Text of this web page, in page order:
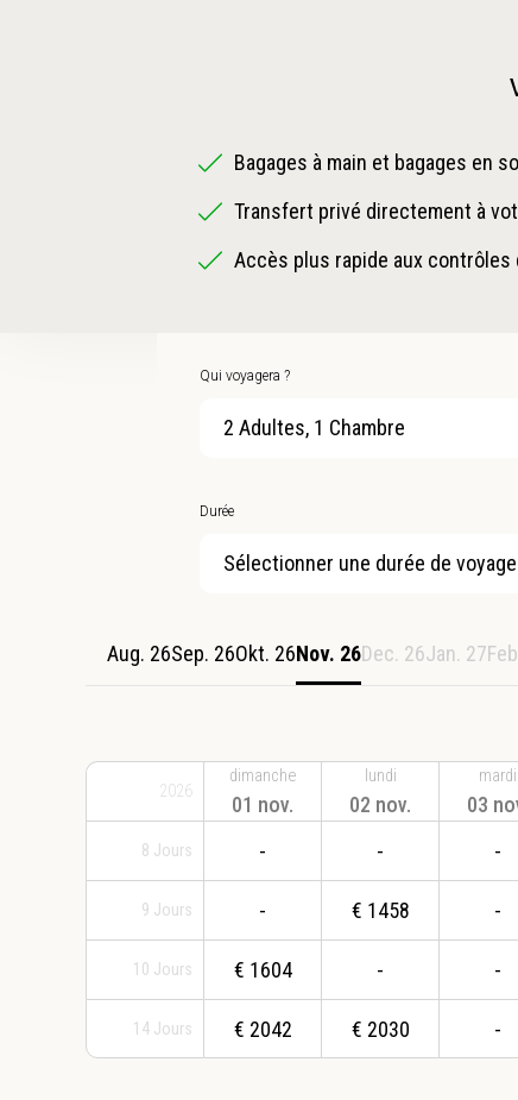
Bagages à main et bagages en
Transfert privé directement à
Accès plus rapide aux contrôles
Qui voyagera ?
2 Adultes, 1 Chambre
Durée
Sélectionner une durée de voyage
Aug. 26Sep. 26Okt. 26Nov. 26Dec. 26Jan. 27
2026
8 Jours
9 Jours
10 Jours
14 Jours
dimanche
01 nov.
-
-
€ 1604
€ 2042
lundi
02 nov.
-
€ 1458
-
€ 2030
mardi
03
-
-
-
-